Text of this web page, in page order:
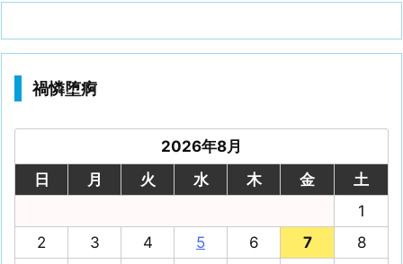
禍憐堕痾
2026年8月
日
月 火 水 木 金
土
1
2
3 4 5 6 7
8